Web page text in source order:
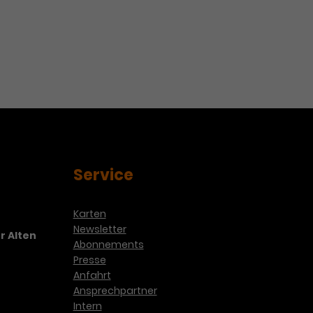
Alten
Service
Karten
Newsletter
Abonnements
Presse
Anfahrt
Ansprechpartner
Intern